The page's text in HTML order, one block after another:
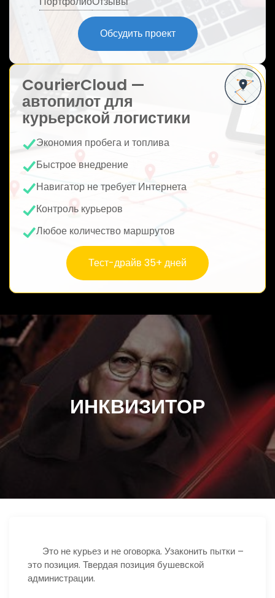
Обсудить проект
CourierCloud —
автопилот для
курьерской логистики
Экономия пробега и топлива
Быстрое внедрение
Навигатор не требует Интернета
Контроль курьеров
Любое количество маршрутов
Тест-драйв 35+ дней
ИНКВИЗИТОР
Это не курьез и не оговорка. Узаконить пытки –
это позиция. Твердая позиция бушевской
администрации.